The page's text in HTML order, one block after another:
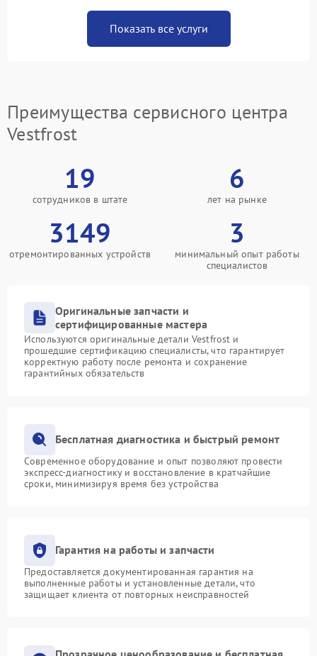
Показать все услуги
Преимущества сервисного центра
Vestfrost
19
сотрудников в штате
6
лет на рынке
3149
отремонтированных устройств
3
минимальный опыт работы
специалистов
Оригинальные запчасти и
сертифицированные мастера
Используются оригинальные детали Vestfrost и
прошедшие сертификацию специалисты, что гарантирует
корректную работу после ремонта и сохранение
гарантийных обязательств
Бесплатная диагностика и быстрый ремонт
Современное оборудование и опыт позволяют провести
экспресс-диагностику и восстановление в кратчайшие
сроки, минимизируя время без устройства
Гарантия на работы и запчасти
Предоставляется документированная гарантия на
выполненные работы и установленные детали, что
защищает клиента от повторных неисправностей